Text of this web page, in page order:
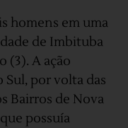
homens em uma
de Imbituba
(3). A ação
Sul, por volta das
Bairros de Nova
possuía